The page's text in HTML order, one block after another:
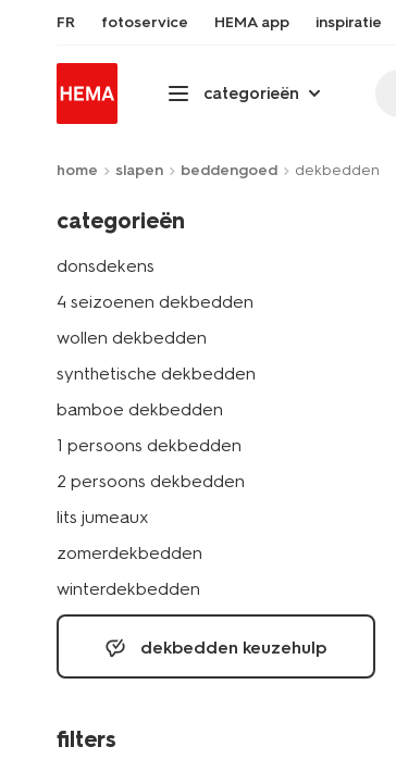
FR fotoservice HEMA app inspiratie
categorieën
home slapen beddengoed dekbedden
categorieën
donsdekens
4 seizoenen dekbedden
wollen dekbedden
synthetische dekbedden
bamboe dekbedden
1 persoons dekbedden
2 persoons dekbedden
lits jumeaux
zomerdekbedden
winterdekbedden
dekbedden keuzehulp
filters